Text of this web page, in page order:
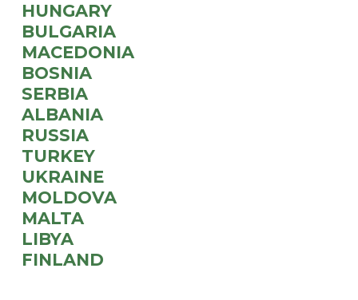
HUNGARY
BULGARIA
MACEDONIA
BOSNIA
SERBIA
ALBANIA
RUSSIA
TURKEY
UKRAINE
MOLDOVA
MALTA
LIBYA
FINLAND